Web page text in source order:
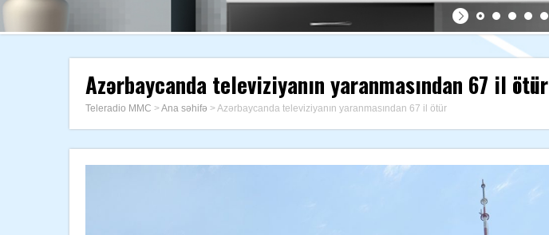
Azərbaycanda televiziyanın yaranmasından 67 il ötür
Teleradio MMC >Ana səhifə >Azərbaycanda televiziyanın yaranmasından 67 il ötür